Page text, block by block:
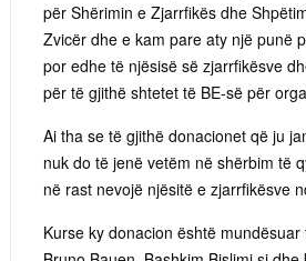
për Shërimin e Zjarrfikës dhe
Zvicër dhe e kam pare aty një punë
por edhe të njësisë së zjarrfikësve
për të gjithë shtetet të BE-së për
Ai tha se të gjithë donacionet që ju
nuk do të jenë vetëm në shërbim të
në rast nevojë njësitë e zjarrfikësve
Kurse ky donacion është